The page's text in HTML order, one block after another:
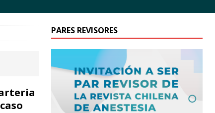
PARES REVISORES